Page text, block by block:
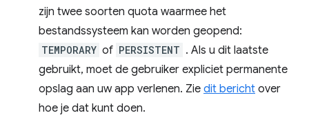
zijn twee soorten quota waarmee het
bestandssysteem kan worden geopend:
TEMPORARY of PERSISTENT . Als u dit laatste
gebruikt, moet de gebruiker expliciet permanente
opslag aan uw app verlenen. Zie dit bericht over
hoe je dat kunt doen.